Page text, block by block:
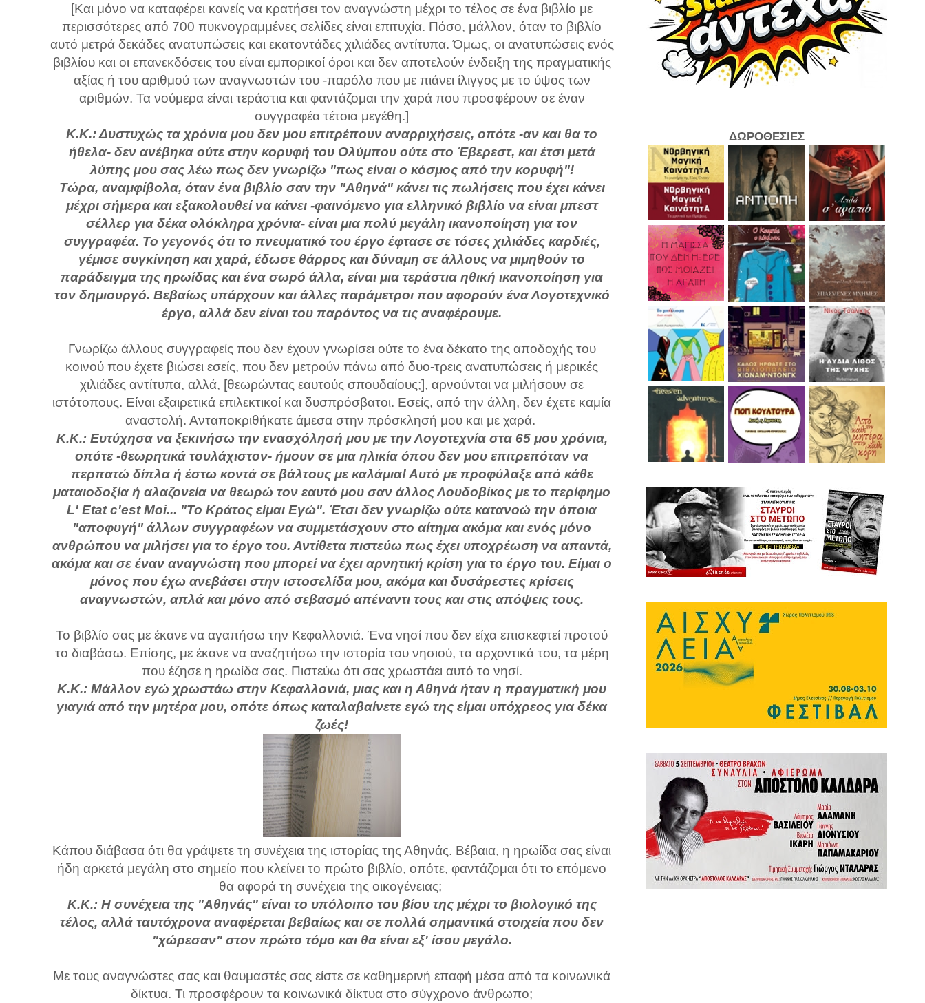
[Και μόνο να καταφέρει κανείς να κρατήσει τον αναγνώστη μέχρι το τέλος σε ένα βιβλίο με
περισσότερες από 700 πυκνογραμμένες σελίδες είναι επιτυχία. Πόσο, μάλλον, όταν το βιβλίο
αυτό μετρά δεκάδες ανατυπώσεις και εκατοντάδες χιλιάδες αντίτυπα. Όμως, οι ανατυπώσεις ενός
βιβλίου και οι επανεκδόσεις του είναι εμπορικοί όροι και δεν αποτελούν ένδειξη της πραγματικής
αξίας ή του αριθμού των αναγνωστών του -παρόλο που με πιάνει ίλιγγος με το ύψος των
αριθμών. Τα νούμερα είναι τεράστια και φαντάζομαι την χαρά που προσφέρουν σε έναν
συγγραφέα τέτοια μεγέθη.]
Κ.Κ.: Δυστυχώς τα χρόνια μου δεν μου επιτρέπουν αναρριχήσεις, οπότε -αν και θα το
ήθελα- δεν ανέβηκα ούτε στην κορυφή του Ολύμπου ούτε στο Έβερεστ, και έτσι μετά
λύπης μου σας λέω πως δεν γνωρίζω "πως είναι ο κόσμος από την κορυφή"!
Τώρα, αναμφίβολα, όταν ένα βιβλίο σαν την "Αθηνά" κάνει τις πωλήσεις που έχει κάνει
μέχρι σήμερα και εξακολουθεί να κάνει -φαινόμενο για ελληνικό βιβλίο να είναι μπεστ
σέλλερ για δέκα ολόκληρα χρόνια- είναι μια πολύ μεγάλη ικανοποίηση για τον
συγγραφέα. Το γεγονός ότι το πνευματικό του έργο έφτασε σε τόσες χιλιάδες καρδιές,
γέμισε συγκίνηση και χαρά, έδωσε θάρρος και δύναμη σε άλλους να μιμηθούν το
παράδειγμα της ηρωίδας και ένα σωρό άλλα, είναι μια τεράστια ηθική ικανοποίηση για
τον δημιουργό. Βεβαίως υπάρχουν και άλλες παράμετροι που αφορούν ένα Λογοτεχνικό
έργο, αλλά δεν είναι του παρόντος να τις αναφέρουμε.
Γνωρίζω άλλους συγγραφείς που δεν έχουν γνωρίσει ούτε το ένα δέκατο της αποδοχής του
κοινού που έχετε βιώσει εσείς, που δεν μετρούν πάνω από δυο-τρεις ανατυπώσεις ή μερικές
χιλιάδες αντίτυπα, αλλά, [θεωρώντας εαυτούς σπουδαίους;], αρνούνται να μιλήσουν σε
ιστότοπους. Είναι εξαιρετικά επιλεκτικοί και δυσπρόσβατοι. Εσείς, από την άλλη, δεν έχετε καμία
αναστολή. Ανταποκριθήκατε άμεσα στην πρόσκλησή μου και με χαρά.
Κ.Κ.: Ευτύχησα να ξεκινήσω την ενασχόλησή μου με την Λογοτεχνία στα 65 μου χρόνια,
οπότε -θεωρητικά τουλάχιστον- ήμουν σε μια ηλικία όπου δεν μου επιτρεπόταν να
περπατώ δίπλα ή έστω κοντά σε βάλτους με καλάμια! Αυτό με προφύλαξε από κάθε
ματαιοδοξία ή αλαζονεία να θεωρώ τον εαυτό μου σαν άλλος Λουδοβίκος με το περίφημο
L' Etat c'est Moi... "Το Κράτος είμαι Εγώ". Έτσι δεν γνωρίζω ούτε κατανοώ την όποια
"αποφυγή" άλλων συγγραφέων να συμμετάσχουν στο αίτημα ακόμα και ενός μόνο
ανθρώπου να μιλήσει για το έργο του. Αντίθετα πιστεύω πως έχει υποχρέωση να απαντά,
ακόμα και σε έναν αναγνώστη που μπορεί να έχει αρνητική κρίση για το έργο του. Είμαι ο
μόνος που έχω ανεβάσει στην ιστοσελίδα μου, ακόμα και δυσάρεστες κρίσεις
αναγνωστών, απλά και μόνο από σεβασμό απέναντι τους και στις απόψεις τους.
Το βιβλίο σας με έκανε να αγαπήσω την Κεφαλλονιά. Ένα νησί που δεν είχα επισκεφτεί προτού
το διαβάσω. Επίσης, με έκανε να αναζητήσω την ιστορία του νησιού, τα αρχοντικά του, τα μέρη
που έζησε η ηρωίδα σας. Πιστεύω ότι σας χρωστάει αυτό το νησί.
Κ.Κ.: Μάλλον εγώ χρωστάω στην Κεφαλλονιά, μιας και η Αθηνά ήταν η πραγματική μου
γιαγιά από την μητέρα μου, οπότε όπως καταλαβαίνετε εγώ της είμαι υπόχρεος για δέκα
ζωές!
Κάπου διάβασα ότι θα γράψετε τη συνέχεια της ιστορίας της Αθηνάς. Βέβαια, η ηρωίδα σας είναι
ήδη αρκετά μεγάλη στο σημείο που κλείνει το πρώτο βιβλίο, οπότε, φαντάζομαι ότι το επόμενο
θα αφορά τη συνέχεια της οικογένειας;
Κ.Κ.: Η συνέχεια της "Αθηνάς" είναι το υπόλοιπο του βίου της μέχρι το βιολογικό της
τέλος, αλλά ταυτόχρονα αναφέρεται βεβαίως και σε πολλά σημαντικά στοιχεία που δεν
"χώρεσαν" στον πρώτο τόμο και θα είναι εξ' ίσου μεγάλο.
Με τους αναγνώστες σας και θαυμαστές σας είστε σε καθημερινή επαφή μέσα από τα κοινωνικά
δίκτυα. Τι προσφέρουν τα κοινωνικά δίκτυα στο σύγχρονο άνθρωπο;
ΔΩΡΟΘΕΣΙΕΣ